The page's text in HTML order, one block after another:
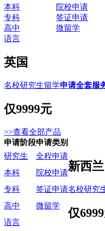
本科
院校申请
专科
签证申请
高中
微留学
语言
英国
名校研究生留学申请全套服
仅9999元
>>查看全部产品
申请阶段申请类别
研究生
全程申请
新西兰
名校研究
仅
本科
院校申请
专科
签证申请
高中
微留学
语言